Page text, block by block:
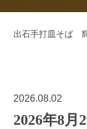
出石手打皿そば
2026.08.02
2026年8月